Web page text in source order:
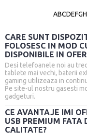
ABCDEFGH
CARE SUNT
FOLOSESC IN MOD
DISPONIBILE IN
Desi telefoanele noi au
tablete mai vechi, baterii
gaming utilizeaza in
Pe site-ul nostru gasesti
gadgeturi.
CE AVANTAJE IMI
USB PREMIUM FATA
CALITATE?